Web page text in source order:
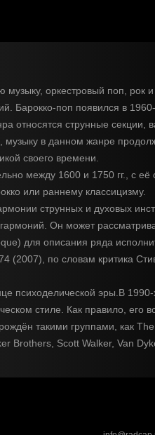
оркестровый поп, рок и
Барокко-поп появился в
струнные секции,
музыку в данном жанре
своего времени.
между 1600 и 1750 гг., с
или раннему классицизму.
струнных и духовых
Он может
для описания ряда
(2007), по словам критика
психоделической эры.В
стиле. Как правило, его
такими группами, как
Brothers, Scott Walker, Van